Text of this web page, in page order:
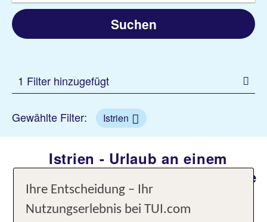
Suchen
1 Filter hinzugefügt
Gewählte Filter: Istrien
Istrien - Urlaub an einem
sonnenverwöhnten Flecken Erde
mit malerischem Charme
Ihre Entscheidung – Ihr
Nutzungserlebnis bei TUI.com